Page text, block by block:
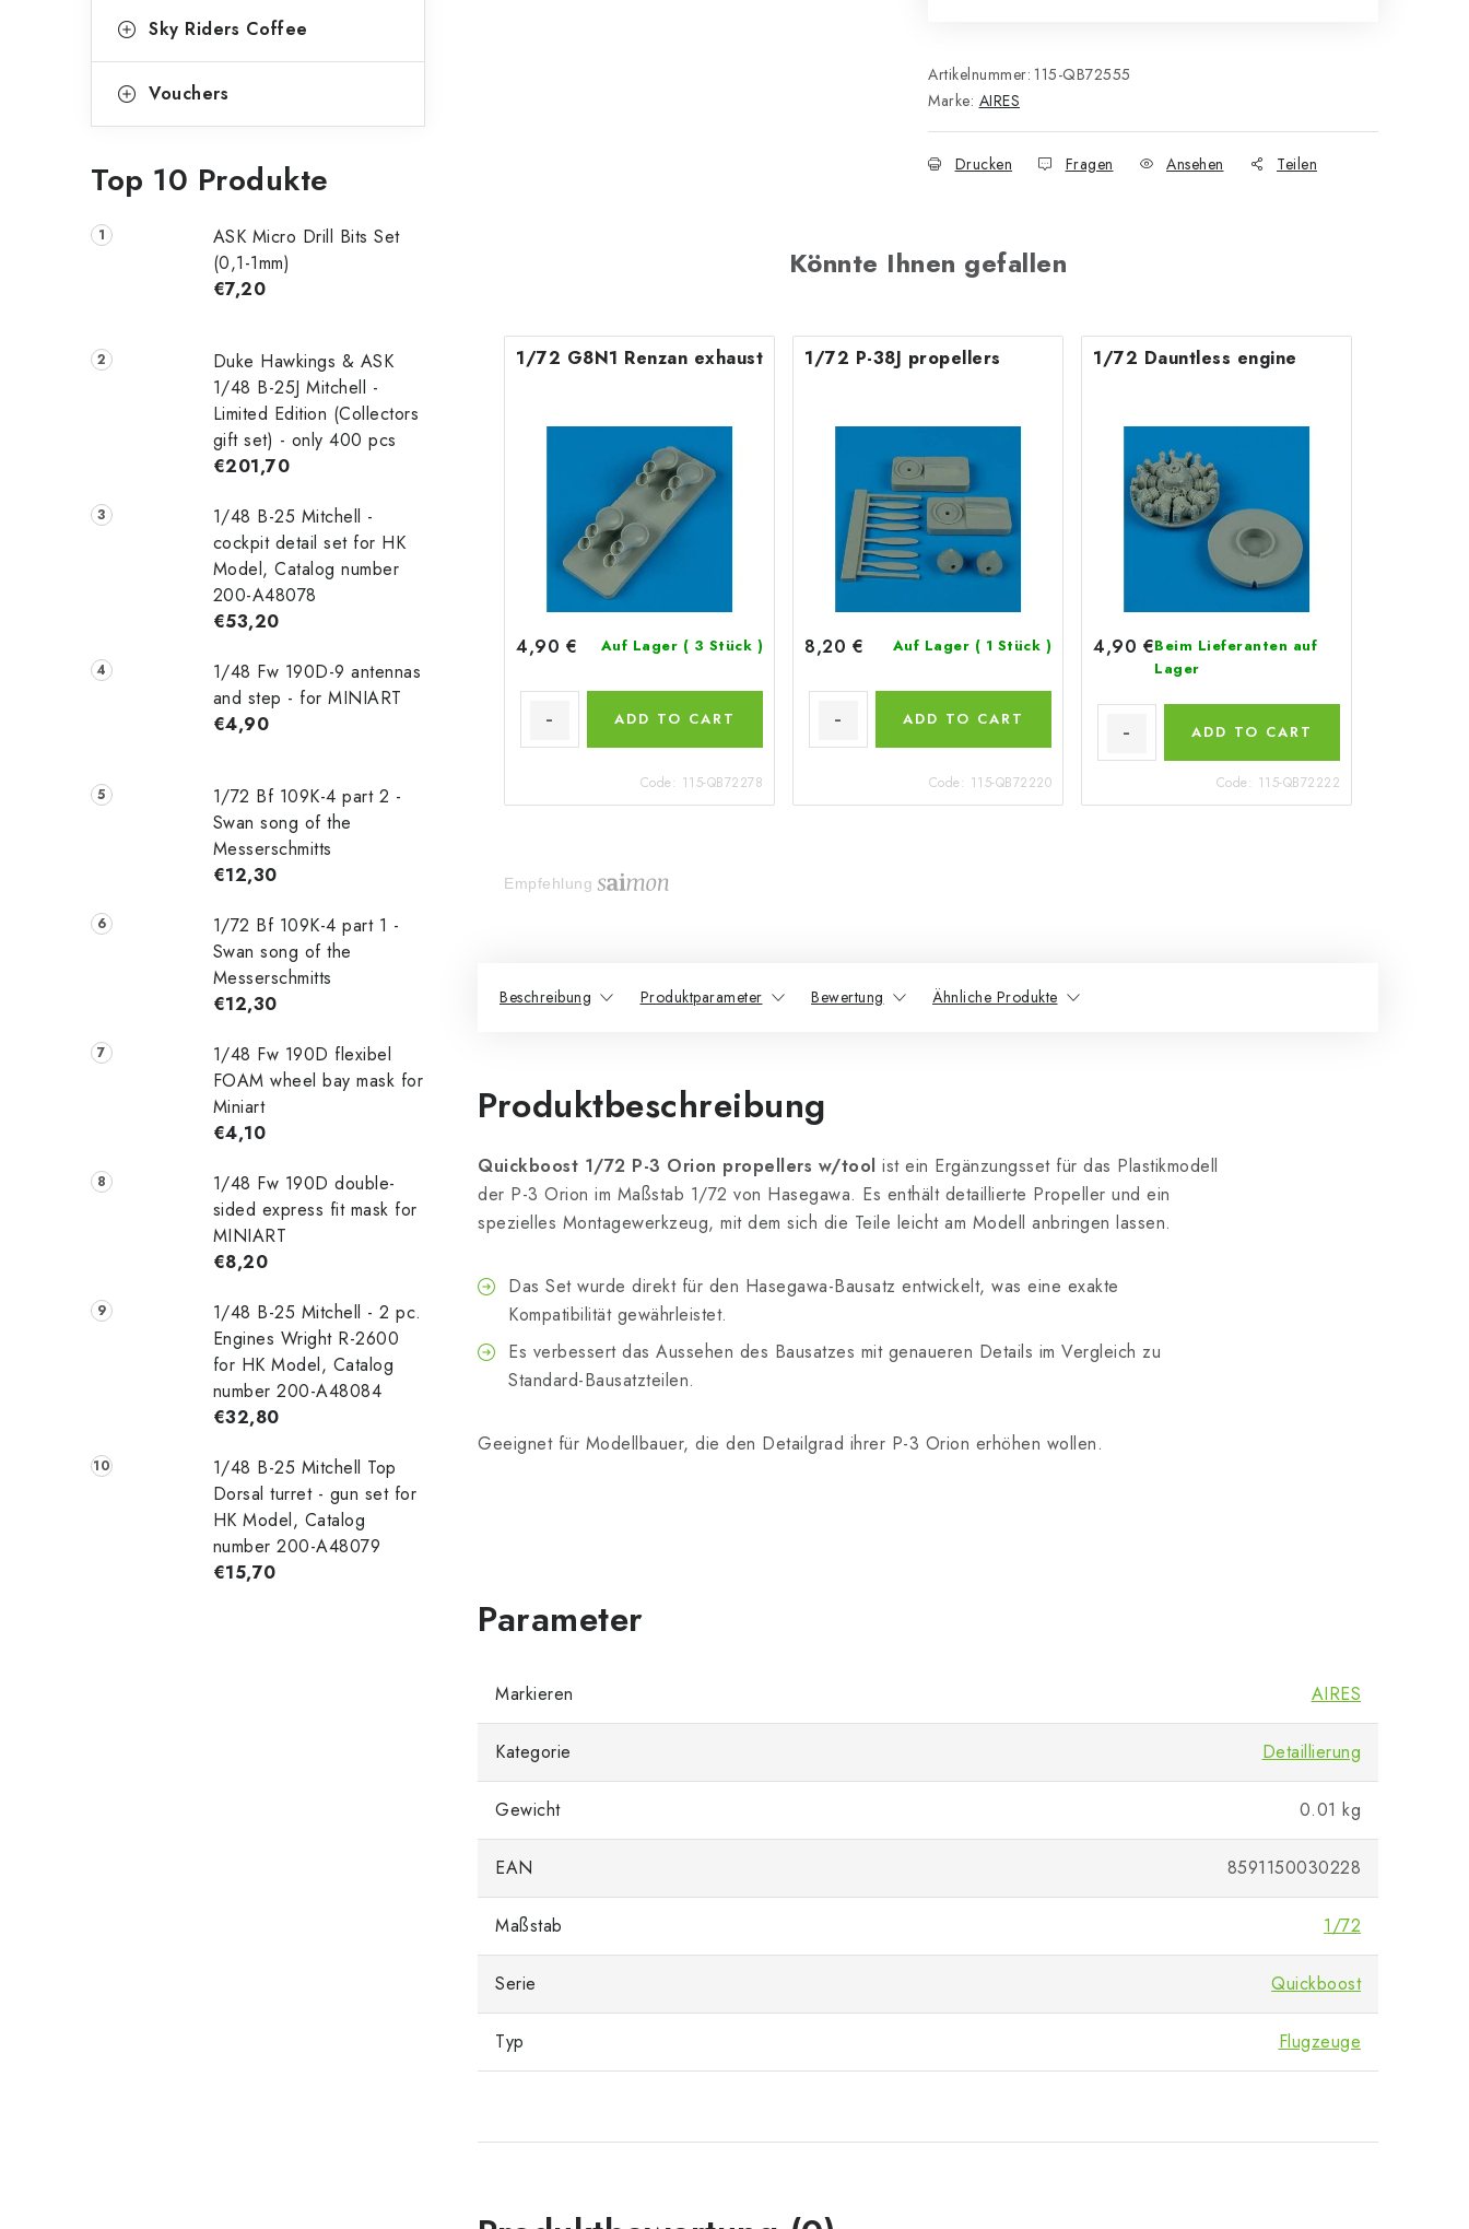
Sky Riders Coffee
Vouchers
Top 10 Produkte
ASK Micro Drill Bits Set
(0,1-1mm)
€7,20
Duke Hawkings & ASK
1/48 B-25J Mitchell -
Limited Edition (Collectors
gift set) - only 400 pcs
€201,70
1/48 B-25 Mitchell -
cockpit detail set for HK
Model, Catalog number
200-A48078
€53,20
1/48 Fw 190D-9 antennas
and step - for MINIART
€4,90
1/72 Bf 109K-4 part 2 -
Swan song of the
Messerschmitts
€12,30
1/72 Bf 109K-4 part 1 -
Swan song of the
Messerschmitts
€12,30
1/48 Fw 190D flexibel
FOAM wheel bay mask for
Miniart
€4,10
1/48 Fw 190D double-
sided express fit mask for
MINIART
€8,20
1/48 B-25 Mitchell - 2 pc.
Engines Wright R-2600
for HK Model, Catalog
number 200-A48084
€32,80
1/48 B-25 Mitchell Top
Dorsal turret - gun set for
HK Model, Catalog
number 200-A48079
€15,70
Artikelnummer: 115-QB72555
Marke: AIRES
Drucken Fragen Ansehen Teilen
Könnte Ihnen gefallen
1/72 G8N1 Renzan exhaust
4,90 € Auf Lager ( 3 Stück )
ADD TO CART
Code: 115-QB72278
1/72 P-38J propellers
8,20 € Auf Lager ( 1 Stück )
ADD TO CART
Code: 115-QB72220
1/72 Dauntless engine
4,90 €Beim Lieferanten auf
Lager
ADD TO CART
Code: 115-QB72222
Empfehlung
Beschreibung Produktparameter Bewertung Ähnliche Produkte
Produktbeschreibung
Quickboost 1/72 P-3 Orion propellers w/tool ist ein Ergänzungsset für das Plastikmodell
der P-3 Orion im Maßstab 1/72 von Hasegawa. Es enthält detaillierte Propeller und ein
spezielles Montagewerkzeug, mit dem sich die Teile leicht am Modell anbringen lassen.
Das Set wurde direkt für den Hasegawa-Bausatz entwickelt, was eine exakte
Kompatibilität gewährleistet.
Es verbessert das Aussehen des Bausatzes mit genaueren Details im Vergleich zu
Standard-Bausatzteilen.
Geeignet für Modellbauer, die den Detailgrad ihrer P-3 Orion erhöhen wollen.
Markieren AIRES
Kategorie Detaillierung
Gewicht 0.01 kg
EAN 8591150030228
Maßstab 1/72
Serie Quickboost
Typ Flugzeuge